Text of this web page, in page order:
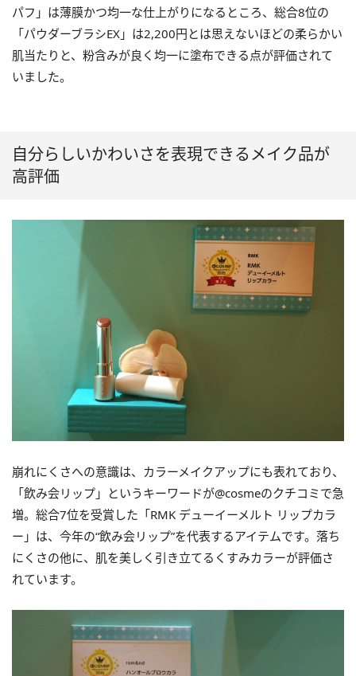
パフ」は薄膜かつ均一な仕上がりになるところ、総合8位の
「パウダーブラシEX」は2,200円とは思えないほどの柔らかい
肌当たりと、粉含みが良く均一に塗布できる点が評価されて
いました。
自分らしいかわいさを表現できるメイク品が
高評価
崩れにくさへの意識は、カラーメイクアップにも表れており、
「飲み会リップ」というキーワードが@cosmeのクチコミで急
増。総合7位を受賞した「RMK デューイーメルト リップカラ
ー」は、今年の“飲み会リップ”を代表するアイテムです。落ち
にくさの他に、肌を美しく引き立てるくすみカラーが評価さ
れています。